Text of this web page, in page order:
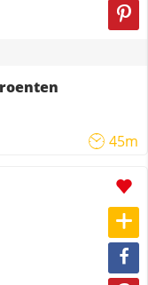
45m